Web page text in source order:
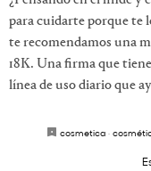
para cuidarte porque te
te recomendamos una
18K. Una firma que
línea de uso diario que
cosmetica·